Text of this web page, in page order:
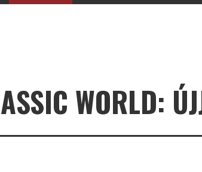
WORLD: